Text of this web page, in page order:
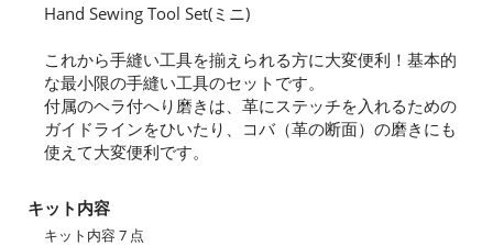
Hand Sewing Tool Set(ミニ)
これから手縫い工具を揃えられる方に大変便利！基本的
な最小限の手縫い工具のセットです。
付属のヘラ付へり磨きは、革にステッチを入れるための
ガイドラインをひいたり、コバ（革の断面）の磨きにも
使えて大変便利です。
キット内容
キット内容 7 点